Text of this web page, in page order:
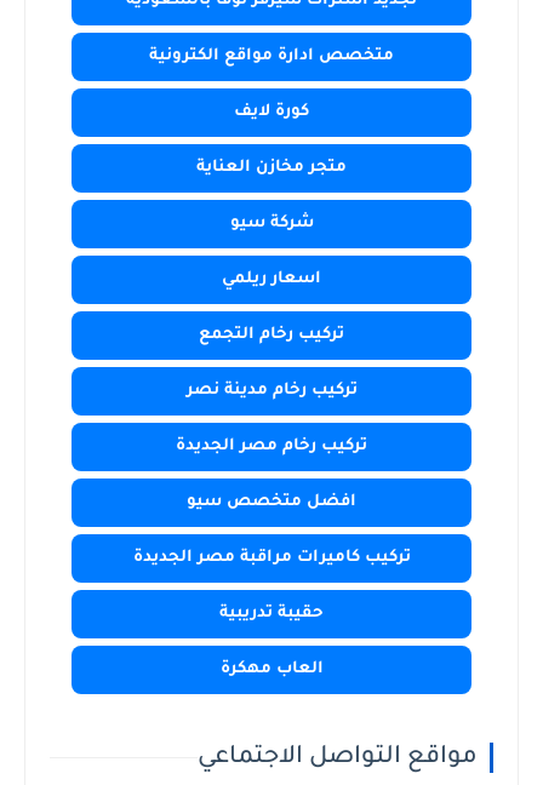
متخصص ادارة مواقع الكترونية
كورة لايف
متجر مخازن العناية
شركة سيو
اسعار ريلمي
تركيب رخام التجمع
تركيب رخام مدينة نصر
تركيب رخام مصر الجديدة
افضل متخصص سيو
تركيب كاميرات مراقبة مصر الجديدة
حقيبة تدريبية
العاب مهكرة
مواقع التواصل الاجتماعي